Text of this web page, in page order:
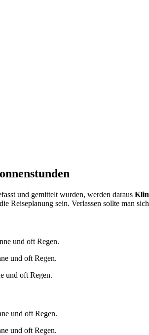
und gemittelt wurden, werden daraus
Reiseplanung sein. Verlassen sollte man
und oft Regen.
und oft Regen.
und oft Regen.
und oft Regen.
und oft Regen.